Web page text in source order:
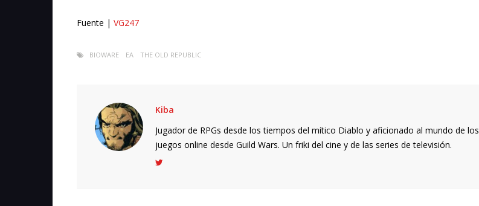
Fuente | VG247
BIOWARE EA THE OLD REPUBLIC
Kiba
Jugador de RPGs desde los tiempos del mítico Diablo y aficionado al mundo de los
juegos online desde Guild Wars. Un friki del cine y de las series de televisión.